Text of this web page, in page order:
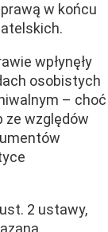
w końcu
wpłynęły
osobistych
– choć
ze względów
2 ustawy,